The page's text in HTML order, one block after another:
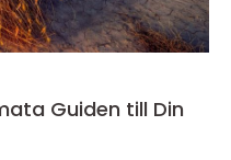
Guiden till Din